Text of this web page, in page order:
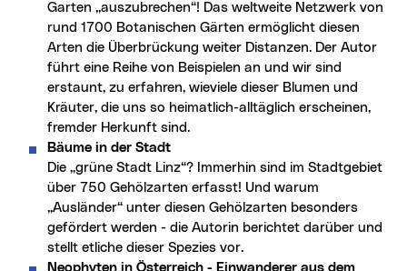
Garten „auszubrechen“! Das weltweite Netzwerk von
rund 1700 Botanischen Gärten ermöglicht diesen
Arten die Überbrückung weiter Distanzen. Der Autor
führt eine Reihe von Beispielen an und wir sind
erstaunt, zu erfahren, wieviele dieser Blumen und
Kräuter, die uns so heimatlich-alltäglich erscheinen,
fremder Herkunft sind.
Bäume in der Stadt
Die „grüne Stadt Linz“? Immerhin sind im Stadtgebiet
über 750 Gehölzarten erfasst! Und warum
„Ausländer“ unter diesen Gehölzarten besonders
gefördert werden - die Autorin berichtet darüber und
stellt etliche dieser Spezies vor.
Neophyten in Österreich - Einwanderer aus dem